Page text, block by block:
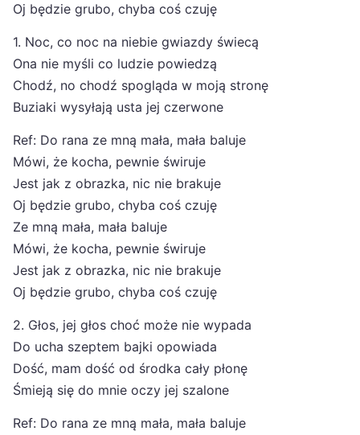
Oj będzie grubo, chyba coś czuję
1. Noc, co noc na niebie gwiazdy świecą
Ona nie myśli co ludzie powiedzą
Chodź, no chodź spogląda w moją stronę
Buziaki wysyłają usta jej czerwone
Ref: Do rana ze mną mała, mała baluje
Mówi, że kocha, pewnie świruje
Jest jak z obrazka, nic nie brakuje
Oj będzie grubo, chyba coś czuję
Ze mną mała, mała baluje
Mówi, że kocha, pewnie świruje
Jest jak z obrazka, nic nie brakuje
Oj będzie grubo, chyba coś czuję
2. Głos, jej głos choć może nie wypada
Do ucha szeptem bajki opowiada
Dość, mam dość od środka cały płonę
Śmieją się do mnie oczy jej szalone
Ref: Do rana ze mną mała, mała baluje